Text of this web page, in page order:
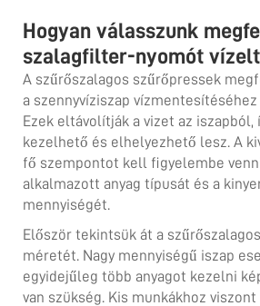
Hogyan válasszunk
szalagfilter-nyomót
A szűrőszalagos szűrőpressek
a szennyvíziszap
Ezek eltávolítják a vizet az iszapból,
kezelhető és elhelyezhető lesz. A
fő szempontot kell figyelembe
alkalmazott anyag típusát és a
mennyiségét.
Először tekintsük át a
méretét. Nagy mennyiségű iszap
egyidejűleg több anyagot kezelni
van szükség. Kis munkákhoz